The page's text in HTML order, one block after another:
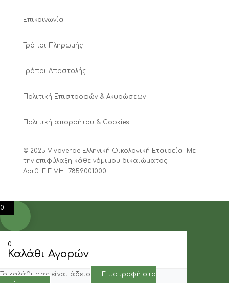
Επικοινωνία
Τρόποι Πληρωμής
Τρόποι Αποστολής
Πολιτική Επιστροφών & Ακυρώσεων
Πολιτική απορρήτου & Cookies
© 2025 Vivoverde Ελληνική Οικολογική Εταιρεία. Με
την επιφύλαξη κάθε νόμιμου δικαιώματος.
Αριθ. Γ.Ε.ΜΗ.: 7859001000
0
0
Καλάθι Αγορών
Το καλάθι σας είναι άδειο
Επιστροφή στο